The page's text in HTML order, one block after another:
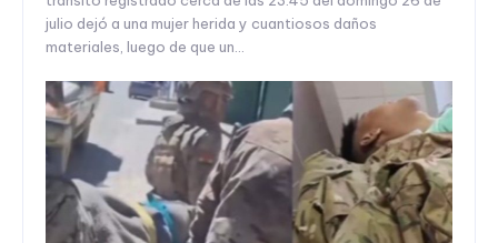
julio dejó a una mujer herida y cuantiosos daños
materiales, luego de que un...